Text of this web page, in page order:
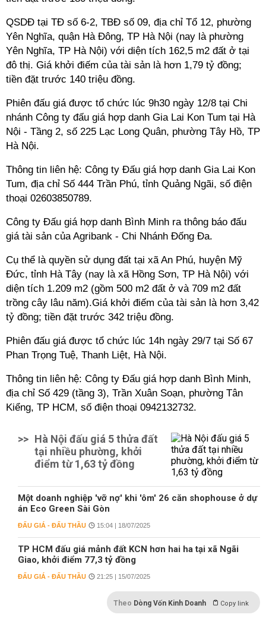
QSDĐ tại TĐ số 6-2, TBĐ số 09, địa chỉ Tổ 12, phường
Yên Nghĩa, quận Hà Đông, TP Hà Nội (nay là phường
Yên Nghĩa, TP Hà Nội) với diện tích 162,5 m2 đất ở tại
đô thị. Giá khởi điếm của tài sản là hơn 1,79 tỷ đồng;
tiền đặt trước 140 triệu đồng.
Phiên đấu giá được tổ chức lúc 9h30 ngày 12/8 tại Chi
nhánh Công ty đấu giá hợp danh Gia Lai Kon Tum tại Hà
Nội - Tầng 2, số 225 Lạc Long Quân, phường Tây Hồ, TP
Hà Nội.
Thông tin liên hệ: Công ty Đấu giá hợp danh Gia Lai Kon
Tum, địa chỉ Số 444 Trần Phú, tỉnh Quảng Ngãi, số điện
thoại 02603850789.
Công ty Đấu giá hợp danh Bình Minh ra thông báo đấu
giá tài sản của Agribank - Chi Nhánh Đống Đa.
Cụ thể là quyền sử dụng đất tại xã An Phú, huyện Mỹ
Đức, tỉnh Hà Tây (nay là xã Hồng Sơn, TP Hà Nội) với
diện tích 1.209 m2 (gồm 500 m2 đất ở và 709 m2 đất
trồng cây lâu năm).Giá khởi điếm của tài sản là hơn 3,42
tỷ đồng; tiền đặt trước 342 triệu đồng.
Phiên đấu giá được tổ chức lúc 14h ngày 29/7 tại Số 67
Phan Trọng Tuệ, Thanh Liệt, Hà Nội.
Thông tin liên hệ: Công ty Đấu giá hợp danh Bình Minh,
địa chỉ Số 429 (tầng 3), Trần Xuân Soạn, phường Tân
Kiểng, TP HCM, số điện thoại 0942132732.
>> Hà Nội đấu giá 5 thửa đất
tại nhiều phường, khởi
điểm từ 1,63 tỷ đồng
Một doanh nghiệp 'vỡ nợ' khi 'ôm' 26 căn shophouse ở dự
án Eco Green Sài Gòn
ĐẤU GIÁ - ĐẤU THẦU 15:04 | 18/07/2025
TP HCM đấu giá mảnh đất KCN hơn hai ha tại xã Ngãi
Giao, khởi điểm 77,3 tỷ đồng
ĐẤU GIÁ - ĐẤU THẦU 21:25 | 15/07/2025
Theo Dòng Vốn Kinh Doanh Copy link